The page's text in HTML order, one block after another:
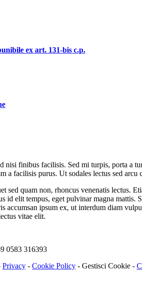
ex art. 131-bis c.p.
finibus facilisis. Sed mi turpis, porta a
facilisis purus. Ut sodales lectus sed
sed quam non, rhoncus venenatis lectus.
id elit tempus, eget pulvinar magna
accumsan ipsum ex, ut interdum diam
vitae elit.
0583 316393
Privacy - Cookie Policy - Gestisci Cookie -